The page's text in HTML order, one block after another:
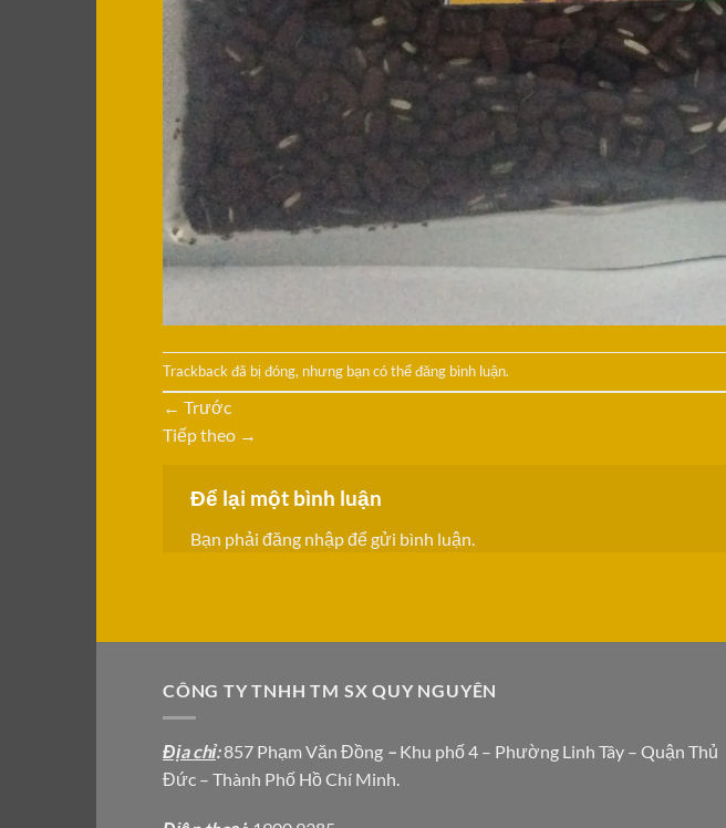
Trackback đã bị đóng, nhưng bạn có thểđăng bình luận.
← Trước
Tiếp theo →
Để lại một bình luận
Bạn phải đăng nhậpđể gửi bình luận.
CÔNG TY TNHH TM SX QUY NGUYÊN
Địa chỉ:857 Phạm Văn Đồng – Khu phố 4 – Phường Linh Tây – Quận Thủ
Đức – Thành Phố Hồ Chí Minh.